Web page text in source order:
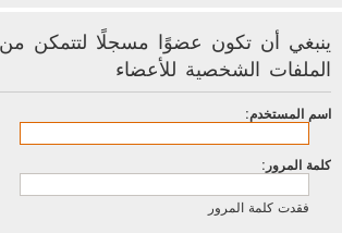
ينبغي أن تكون عضوًا مسجلًا لتتمكن
الملفات الشخصية للأعضاء
اسم المستخدم:
كلمة المرور:
فقدت كلمة المرور